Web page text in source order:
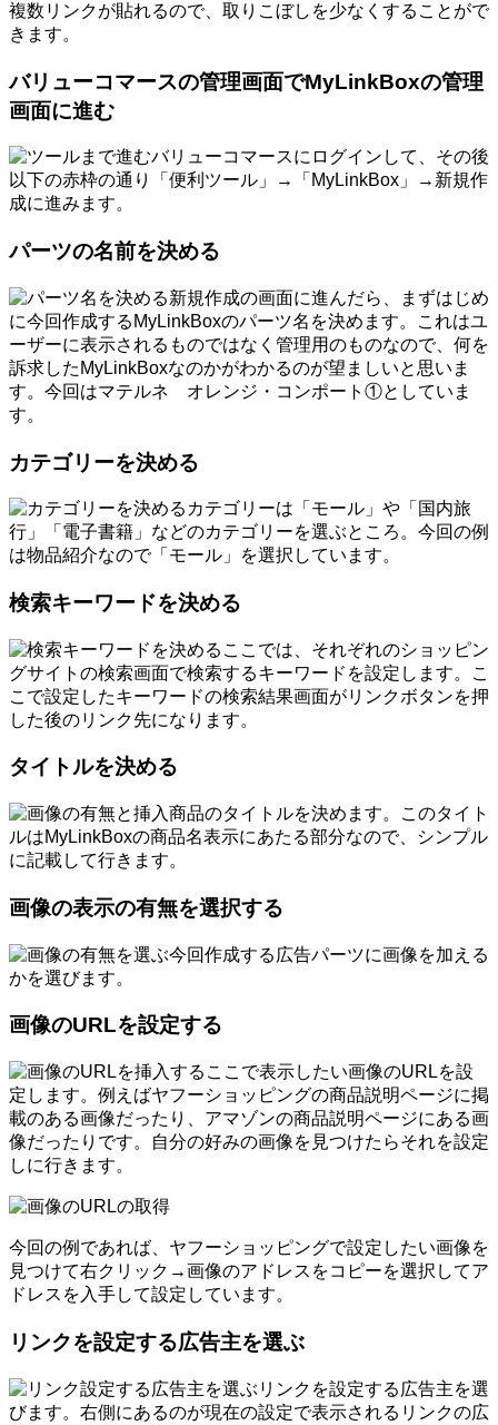
複数リンクが貼れるので、取りこぼしを少なくすることがで
きます。
バリューコマースの管理画面でMyLinkBoxの管理
画面に進む
バリューコマースにログインして、その後
以下の赤枠の通り「便利ツール」→「MyLinkBox」→新規作
成に進みます。
パーツの名前を決める
新規作成の画面に進んだら、まずはじめ
に今回作成するMyLinkBoxのパーツ名を決めます。これはユ
ーザーに表示されるものではなく管理用のものなので、何を
訴求したMyLinkBoxなのかがわかるのが望ましいと思いま
す。今回はマテルネ オレンジ・コンポート①としていま
す。
カテゴリーを決める
カテゴリーは「モール」や「国内旅
行」「電子書籍」などのカテゴリーを選ぶところ。今回の例
は物品紹介なので「モール」を選択しています。
検索キーワードを決める
ここでは、それぞれのショッピン
グサイトの検索画面で検索するキーワードを設定します。こ
こで設定したキーワードの検索結果画面がリンクボタンを押
した後のリンク先になります。
タイトルを決める
商品のタイトルを決めます。このタイト
ルはMyLinkBoxの商品名表示にあたる部分なので、シンプル
に記載して行きます。
画像の表示の有無を選択する
今回作成する広告パーツに画像を加える
かを選びます。
画像のURLを設定する
ここで表示したい画像のURLを設
定します。例えばヤフーショッピングの商品説明ページに掲
載のある画像だったり、アマゾンの商品説明ページにある画
像だったりです。自分の好みの画像を見つけたらそれを設定
しに行きます。
今回の例であれば、ヤフーショッピングで設定したい画像を
見つけて右クリック→画像のアドレスをコピーを選択してア
ドレスを入手して設定しています。
リンクを設定する広告主を選ぶ
リンクを設定する広告主を選
びます。右側にあるのが現在の設定で表示されるリンクの広